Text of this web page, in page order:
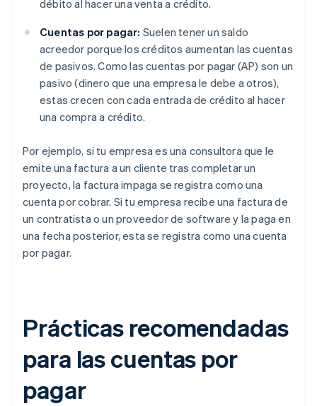
débito al hacer una venta a crédito.
Cuentas por pagar: Suelen tener un saldo
acreedor porque los créditos aumentan las cuentas
de pasivos. Como las cuentas por pagar (AP) son un
pasivo (dinero que una empresa le debe a otros),
estas crecen con cada entrada de crédito al hacer
una compra a crédito.
Por ejemplo, si tu empresa es una consultora que le
emite una factura a un cliente tras completar un
proyecto, la factura impaga se registra como una
cuenta por cobrar. Si tu empresa recibe una factura de
un contratista o un proveedor de software y la paga en
una fecha posterior, esta se registra como una cuenta
por pagar.
Prácticas recomendadas
para las cuentas por
pagar